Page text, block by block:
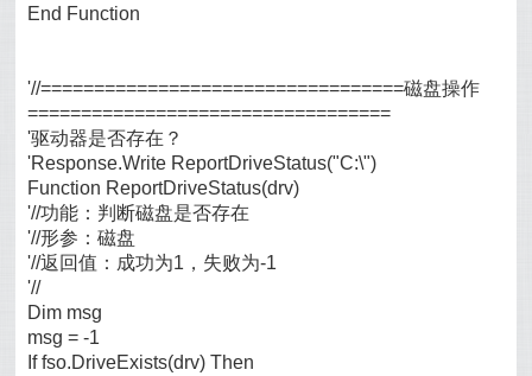
End Function
'//==================================磁盘操作
==================================
'驱动器是否存在？
'Response.Write ReportDriveStatus("C:\")
Function ReportDriveStatus(drv)
'//功能：判断磁盘是否存在
'//形参：磁盘
'//返回值：成功为1，失败为-1
'//
Dim msg
msg = -1
If fso.DriveExists(drv) Then